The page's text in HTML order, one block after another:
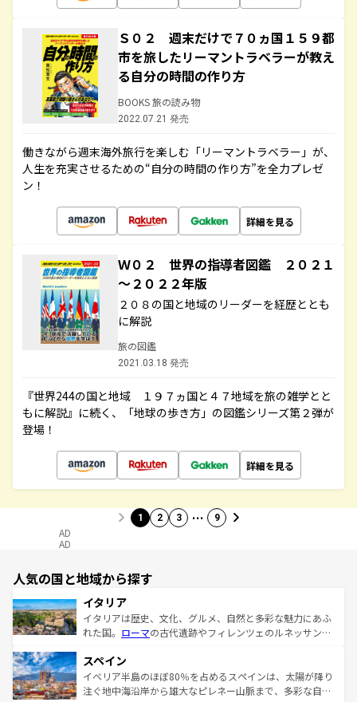
Ｓ０２ 週末だけで７０ヵ国１５９都
市を旅したリーマントラベラーが教え
る自分の時間の作り方
BOOKS 旅の読み物
2022.07.21 発売
働きながら週末海外旅行を楽しむ「リーマントラベラー」が、
人生を充実させるための“自分の時間の作り方”を全力プレゼ
ン！
詳細を見る
Ｗ０２ 世界の指導者図鑑 ２０２１
～２０２２年版
２０８の国と地域のリーダーを経歴ととも
に解説
旅の図鑑
2021.03.18 発売
『世界244の国と地域 １９７ヵ国と４７地域を旅の雑学とと
もに解説』に続く、「地球の歩き方」の図鑑シリーズ第２弾が
登場！
詳細を見る
1 2 3 … 9
AD
AD
人気の国と地域から探す
イタリア
イタリアは歴史、文化、グルメ、自然と多彩な魅力にあふ
れた国。 ローマの古代遺跡やフィレンツェのルネッサンス
ろん、トスカーナの美しい田園風景やアマルフィ海岸の絶
景など、自然景観も見逃せない。観光の合間には、本場の
ピザやパスタなど、絶品のイタリア料理を堪能することも
スペイン
イベリア半島のほぼ80％を占めるスペインは、太陽が降り
注ぐ地中海沿岸から雄大なピレネー山脈まで、多彩な自然